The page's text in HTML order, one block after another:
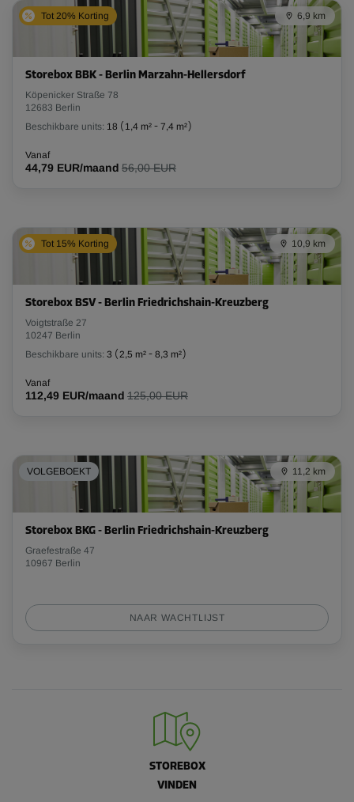
Tot 20% Korting 6,9 km
Storebox BBK - Berlin Marzahn-Hellersdorf
Köpenicker Straße 78
12683 Berlin
Beschikbare units: 18 ( 1,4 m² - 7,4 m²)
Vanaf
44,79 EUR/maand 56,00 EUR
Tot 15% Korting 10,9 km
Storebox BSV - Berlin Friedrichshain-Kreuzberg
Voigtstraße 27
10247 Berlin
Beschikbare units: 3 (2,5 m² - 8,3 m²)
Vanaf
112,49 EUR/maand 125,00 EUR
VOLGEBOEKT 11,2 km
Storebox BKG - Berlin Friedrichshain-Kreuzberg
Graefestraße 47
10967 Berlin
NAAR WACHTLIJST
STOREBOX
VINDEN